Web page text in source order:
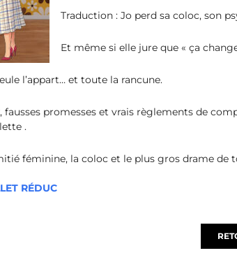
Traduction : Jo perd sa coloc, son
Et même si elle jure que « ça
l’appart… et toute la rancune.
fausses promesses et vrais règlements de
.
féminine, la coloc et le plus gros drame
RÉDUC